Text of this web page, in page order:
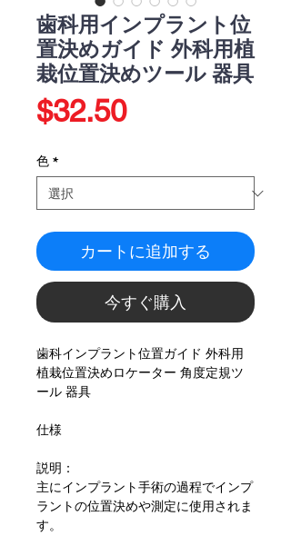
歯科用インプラント位
置決めガイド 外科用植
栽位置決めツール 器具
$32.50価
色 *
カートに追加する
今すぐ購入
歯科インプラント位置ガイド 外科用
植栽位置決めロケーター 角度定規ツ
ール 器具
仕様
説明：
主にインプラント手術の過程でインプ
ラントの位置決めや測定に使用されま
す。